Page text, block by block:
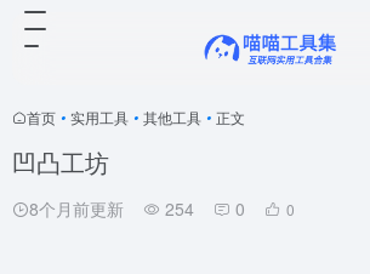
首页 • 实用工具 • 其他工具 • 正文
凹凸工坊
8个月前更新 254 0 0